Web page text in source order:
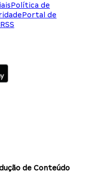
Política de
Portal de
RSS
de Conteúdo